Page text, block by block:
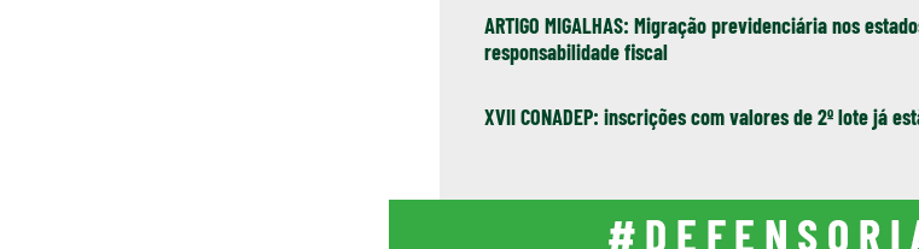
ARTIGO MIGALHAS: Migração previdenciária nos
responsabilidade fiscal
XVII CONADEP: inscrições com valores de 2º lote já